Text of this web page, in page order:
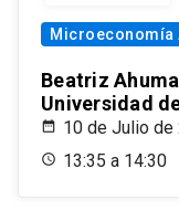
Microeconomía
Beatriz
Universidad
10 de Julio de
13:35 a 14:30